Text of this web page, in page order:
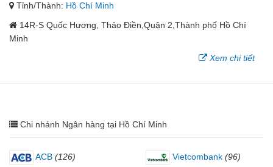
Tỉnh/Thành: Hồ Chí Minh
14R-S Quốc Hương, Thảo Điền,Quận 2,Thành phố Hồ Chí
Minh
Xem chi tiết
Chi nhánh Ngân hàng tại Hồ Chí Minh
ACB (126) Vietcombank (96)